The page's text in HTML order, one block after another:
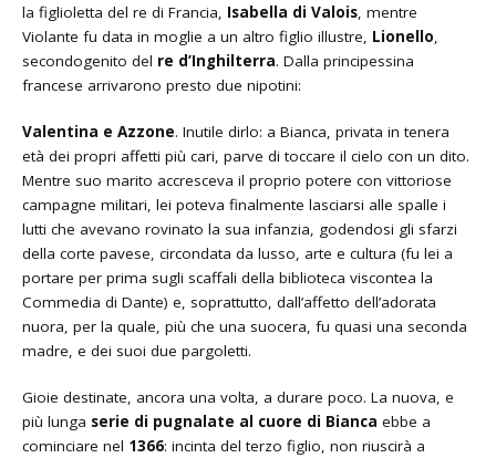
la figlioletta del re di Francia, Isabella di Valois, mentre
Violante fu data in moglie a un altro figlio illustre, Lionello,
secondogenito del re d’Inghilterra. Dalla principessina
francese arrivarono presto due nipotini:
Valentina e Azzone. Inutile dirlo: a Bianca, privata in tenera
età dei propri affetti più cari, parve di toccare il cielo con un dito.
Mentre suo marito accresceva il proprio potere con vittoriose
campagne militari, lei poteva finalmente lasciarsi alle spalle i
lutti che avevano rovinato la sua infanzia, godendosi gli sfarzi
della corte pavese, circondata da lusso, arte e cultura (fu lei a
portare per prima sugli scaffali della biblioteca viscontea la
Commedia di Dante) e, soprattutto, dall’affetto dell’adorata
nuora, per la quale, più che una suocera, fu quasi una seconda
madre, e dei suoi due pargoletti.
Gioie destinate, ancora una volta, a durare poco. La nuova, e
più lunga serie di pugnalate al cuore di Biancaebbe a
cominciare nel 1366: incinta del terzo figlio, non riuscirà a